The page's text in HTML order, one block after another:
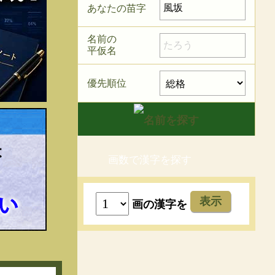
あなたの苗字
名前の
平仮名
優先順位
画数で漢字を探す
画の漢字を 表示